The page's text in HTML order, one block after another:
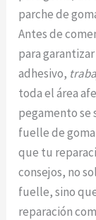
parche de
Antes de
para
adhesivo,
toda el área
pegamento se
fuelle de
que tu
consejos, no
fuelle, sino
reparación